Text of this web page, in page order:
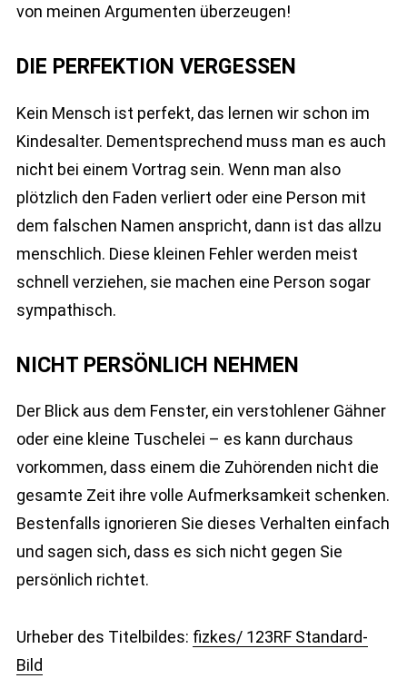
von meinen Argumenten überzeugen!
DIE PERFEKTION VERGESSEN
Kein Mensch ist perfekt, das lernen wir schon im
Kindesalter. Dementsprechend muss man es auch
nicht bei einem Vortrag sein. Wenn man also
plötzlich den Faden verliert oder eine Person mit
dem falschen Namen anspricht, dann ist das allzu
menschlich. Diese kleinen Fehler werden meist
schnell verziehen, sie machen eine Person sogar
sympathisch.
NICHT PERSÖNLICH NEHMEN
Der Blick aus dem Fenster, ein verstohlener Gähner
oder eine kleine Tuschelei – es kann durchaus
vorkommen, dass einem die Zuhörenden nicht die
gesamte Zeit ihre volle Aufmerksamkeit schenken.
Bestenfalls ignorieren Sie dieses Verhalten einfach
und sagen sich, dass es sich nicht gegen Sie
persönlich richtet.
Urheber des Titelbildes: fizkes/ 123RF Standard-
Bild